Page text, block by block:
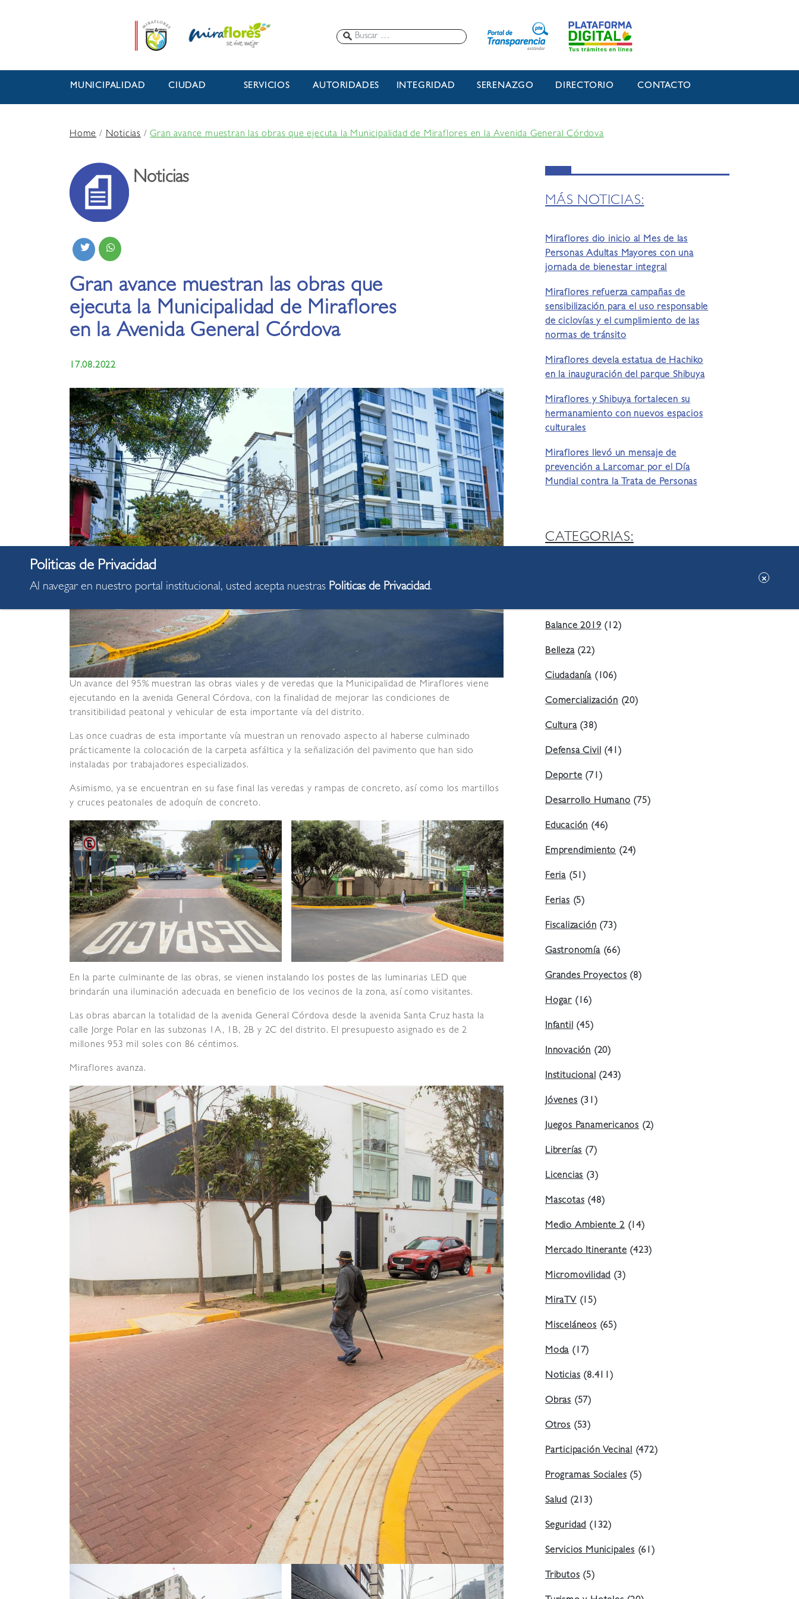
MUNICIPALIDAD CIUDAD SERVICIOS AUTORIDADES INTEGRIDAD SERENAZGO DIRECTORIO CONTACTO
Home/Noticias /Gran avance muestran las obras que ejecuta la Municipalidad de Miraflores en la Avenida General Córdova
Noticias
Gran avance muestran las obras que
ejecuta la Municipalidad de Miraflores
en la Avenida General Córdova
17.08.2022
Un avance del 95% muestran las obras viales y de veredas que la Municipalidad de Miraflores viene
ejecutando en la avenida General Córdova, con la finalidad de mejorar las condiciones de
transitibilidad peatonal y vehicular de esta importante vía del distrito.
Las once cuadras de esta importante vía muestran un renovado aspecto al haberse culminado
prácticamente la colocación de la carpeta asfáltica y la señalización del pavimento que han sido
instaladas por trabajadores especializados.
Asimismo, ya se encuentran en su fase final las veredas y rampas de concreto, así como los martillos
y cruces peatonales de adoquín de concreto.
En la parte culminante de las obras, se vienen instalando los postes de las luminarias LED que
brindarán una iluminación adecuada en beneficio de los vecinos de la zona, así como visitantes.
Las obras abarcan la totalidad de la avenida General Córdova desde la avenida Santa Cruz hasta la
calle Jorge Polar en las subzonas 1A, 1B, 2B y 2C del distrito. El presupuesto asignado es de 2
millones 953 mil soles con 86 céntimos.
Miraflores avanza.
MÁS NOTICIAS:
Miraflores dio inicio al Mes de las
Personas Adultas Mayores con una
jornada de bienestar integral
Miraflores refuerza campañas de
sensibilización para el uso responsable
de ciclovías y el cumplimiento de las
normas de tránsito
Miraflores devela estatua de Hachiko
en la inauguración del parque Shibuya
Miraflores y Shibuya fortalecen su
hermanamiento con nuevos espacios
culturales
Miraflores llevó un mensaje de
prevención a Larcomar por el Día
Mundial contra la Trata de Personas
CATEGORIAS:
Balance 2019(12)
Belleza(22)
Ciudadanía (106)
Comercialización(20)
Cultura(38)
Defensa Civil(41)
Deporte(71)
Desarrollo Humano(75)
Educación(46)
Emprendimiento(24)
Feria (51)
Ferias(5)
Fiscalización(73)
Gastronomía(66)
Grandes Proyectos(8)
Hogar (16)
Infantil(45)
Innovación (20)
Institucional(243)
Jóvenes(31)
Juegos Panamericanos (2)
Librerías(7)
Licencias(3)
Mascotas(48)
Medio Ambiente 2(14)
Mercado Itinerante(423)
Micromovilidad(3)
MiraTV(15)
Misceláneos(65)
Moda(17)
Noticias(8.411)
Obras (57)
Otros (53)
Participación Vecinal(472)
Programas Sociales(5)
Salud (213)
Seguridad(132)
Servicios Municipales(61)
Tributos(5)
Al navegar en nuestro portal institucional, usted acepta nuestras Politicas de Privacidad.